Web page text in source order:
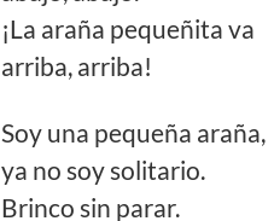
¡La araña pequeñita va
arriba, arriba!
Soy una pequeña araña,
ya no soy solitario.
Brinco sin parar.